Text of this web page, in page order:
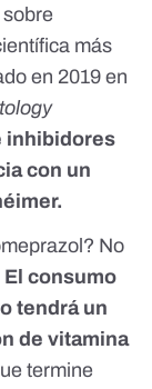
más
en 2019 en
inhibidores
con un
No
El consumo
tendrá un
de vitamina
termine